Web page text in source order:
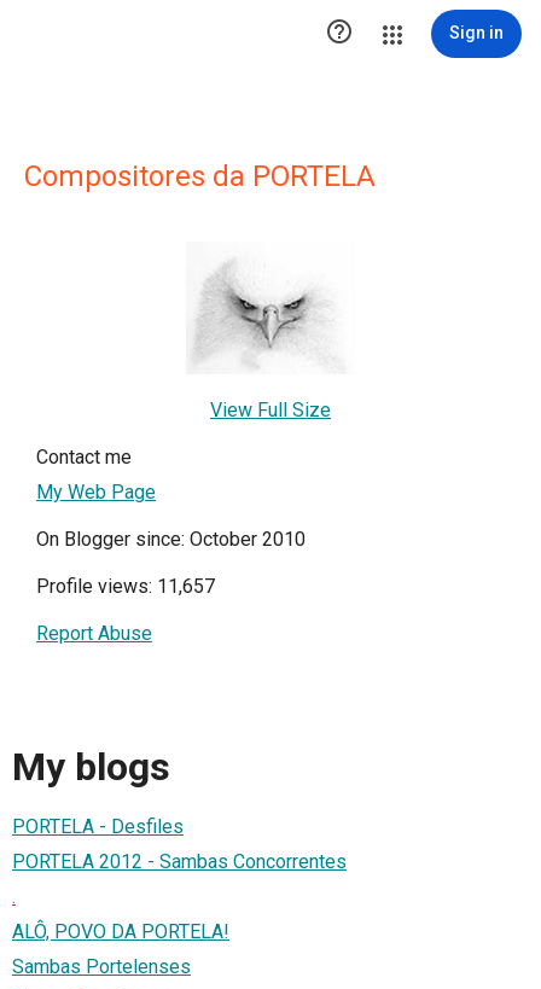
 Sign in
Compositores da PORTELA
View Full Size
Contact me
My Web Page
On Blogger since: October 2010
Profile views: 11,657
Report Abuse
My blogs
PORTELA - Desfiles
PORTELA 2012 - Sambas Concorrentes
.
ALÔ, POVO DA PORTELA!
Sambas Portelenses